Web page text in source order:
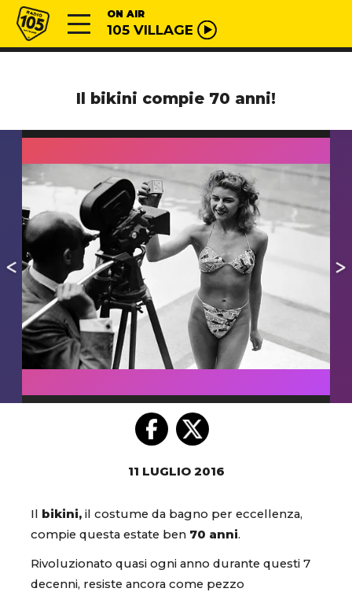
Vai al contenuto
Radio 105 ON AIR
105 VILLAGE
Il bikini compie 70 anni!
11 LUGLIO 2016
Il bikini, il costume da bagno per eccellenza,
compie questa estate ben 70 anni.
Rivoluzionato quasi ogni anno durante questi 7
decenni, resiste ancora come pezzo